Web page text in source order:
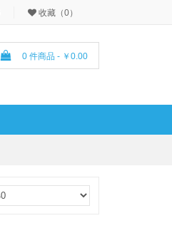
收藏（0）
0 件商品 - ￥0.00